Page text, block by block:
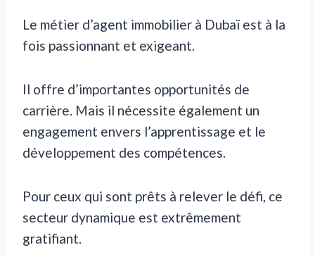
Le métier d’agent immobilier à Dubaï est à la
fois passionnant et exigeant.
Il offre d’importantes opportunités de
carrière. Mais il nécessite également un
engagement envers l’apprentissage et le
développement des compétences.
Pour ceux qui sont prêts à relever le défi, ce
secteur dynamique est extrêmement
gratifiant.